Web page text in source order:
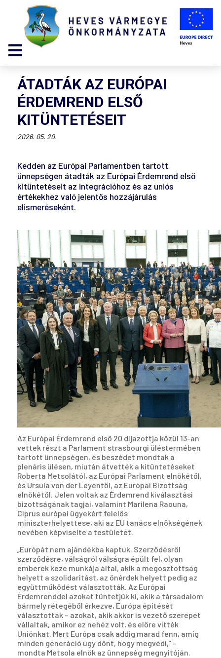
ÁTADTÁK AZ EURÓPAI
ÉRDEMREND ELSŐ
KITÜNTETÉSEIT
2026. 05. 20.
Kedden az Európai Parlamentben tartott
ünnepségen átadták az Európai Érdemrend első
kitüntetéseit az integrációhoz és az uniós
értékekhez való jelentős hozzájárulás
elismeréseként.
Az Európai Érdemrend első 20 díjazottja közül 13-an
vettek részt a Parlament strasbourgi üléstermében
tartott ünnepségen, és beszédet mondtak a
plenáris ülésen, miután átvették a kitüntetéseket
Roberta Metsolától, az Európai Parlament elnökétől,
és Ursula von der Leyentől, az Európai Bizottság
elnökétől. Jelen voltak az Érdemrend kiválasztási
bizottságának tagjai, valamint Marilena Raouna,
Ciprus európai ügyekért felelős
miniszterhelyettese, aki az EU tanács elnökségének
nevében képviselte a testületet.
„Európát nem ajándékba kaptuk. Szerződésről
szerződésre, válságról válságra épült fel, olyan
emberek keze munkája által, akik a megosztottság
helyett a szolidaritást, az önérdek helyett pedig az
együttműködést választották. Az Európai
Érdemrenddel azokat tüntetjük ki, akik a társadalom
bármely rétegéből érkezve, Európa építését
választották – azokat, akik akkor is vezető szerepet
vállaltak, amikor ez nehéz volt, és előre vitték
Uniónkat. Mert Európa csak addig marad fenn, amíg
minden generáció úgy dönt, hogy megvédi,” –
mondta Metsola elnök az ünnepség megnyitóján.